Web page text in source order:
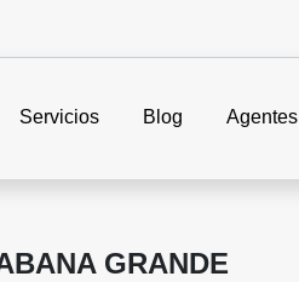
Servicios Blog Agentes
GRANDE